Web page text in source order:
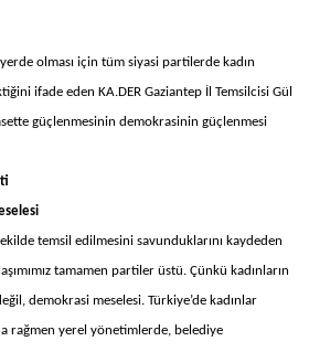
olması için tüm siyasi partilerde kadın
ifade eden KA.DER Gaziantep İl Temsilcisi Gül
güçlenmesinin demokrasinin güçlenmesi
temsil edilmesini savunduklarını kaydeden
tamamen partiler üstü. Çünkü kadınların
demokrasi meselesi. Türkiye’de kadınlar
rağmen yerel yönetimlerde, belediye